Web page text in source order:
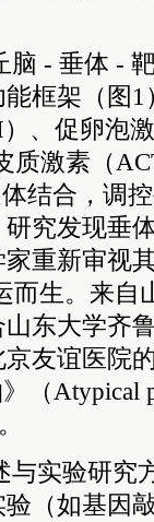
- 垂体 -
框架（图
、促卵泡
质激素（
结合，调
究发现垂
重新审视
而生。来自
东大学齐
友谊医院
（Atypical
实验研究
（如基因